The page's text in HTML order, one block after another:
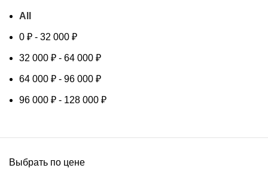
All
0 ₽ - 32 000 ₽
32 000 ₽ - 64 000 ₽
64 000 ₽ - 96 000 ₽
96 000 ₽ - 128 000 ₽
Выбрать по цене